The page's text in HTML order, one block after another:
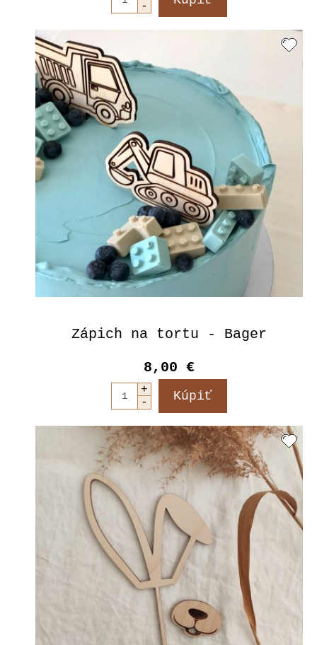
Zápich na tortu - Bager
8,00 €